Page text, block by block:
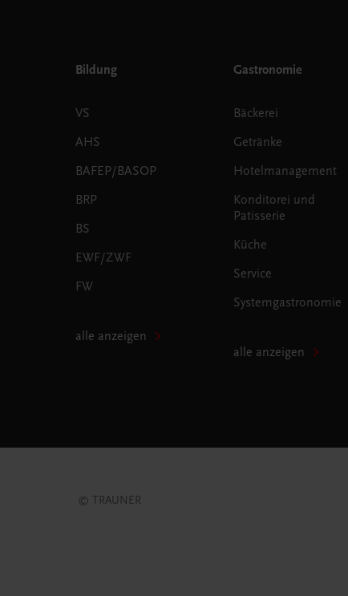
Bildung
VS
AHS
BAFEP/BASOP
BRP
BS
EWF/ZWF
FW
alle anzeigen
Gastronomie
Bäckerei
Getränke
Hotelmanagement
Konditorei und
Patisserie
Küche
Service
Systemgastronomie
alle anzeigen
© TRAUNER